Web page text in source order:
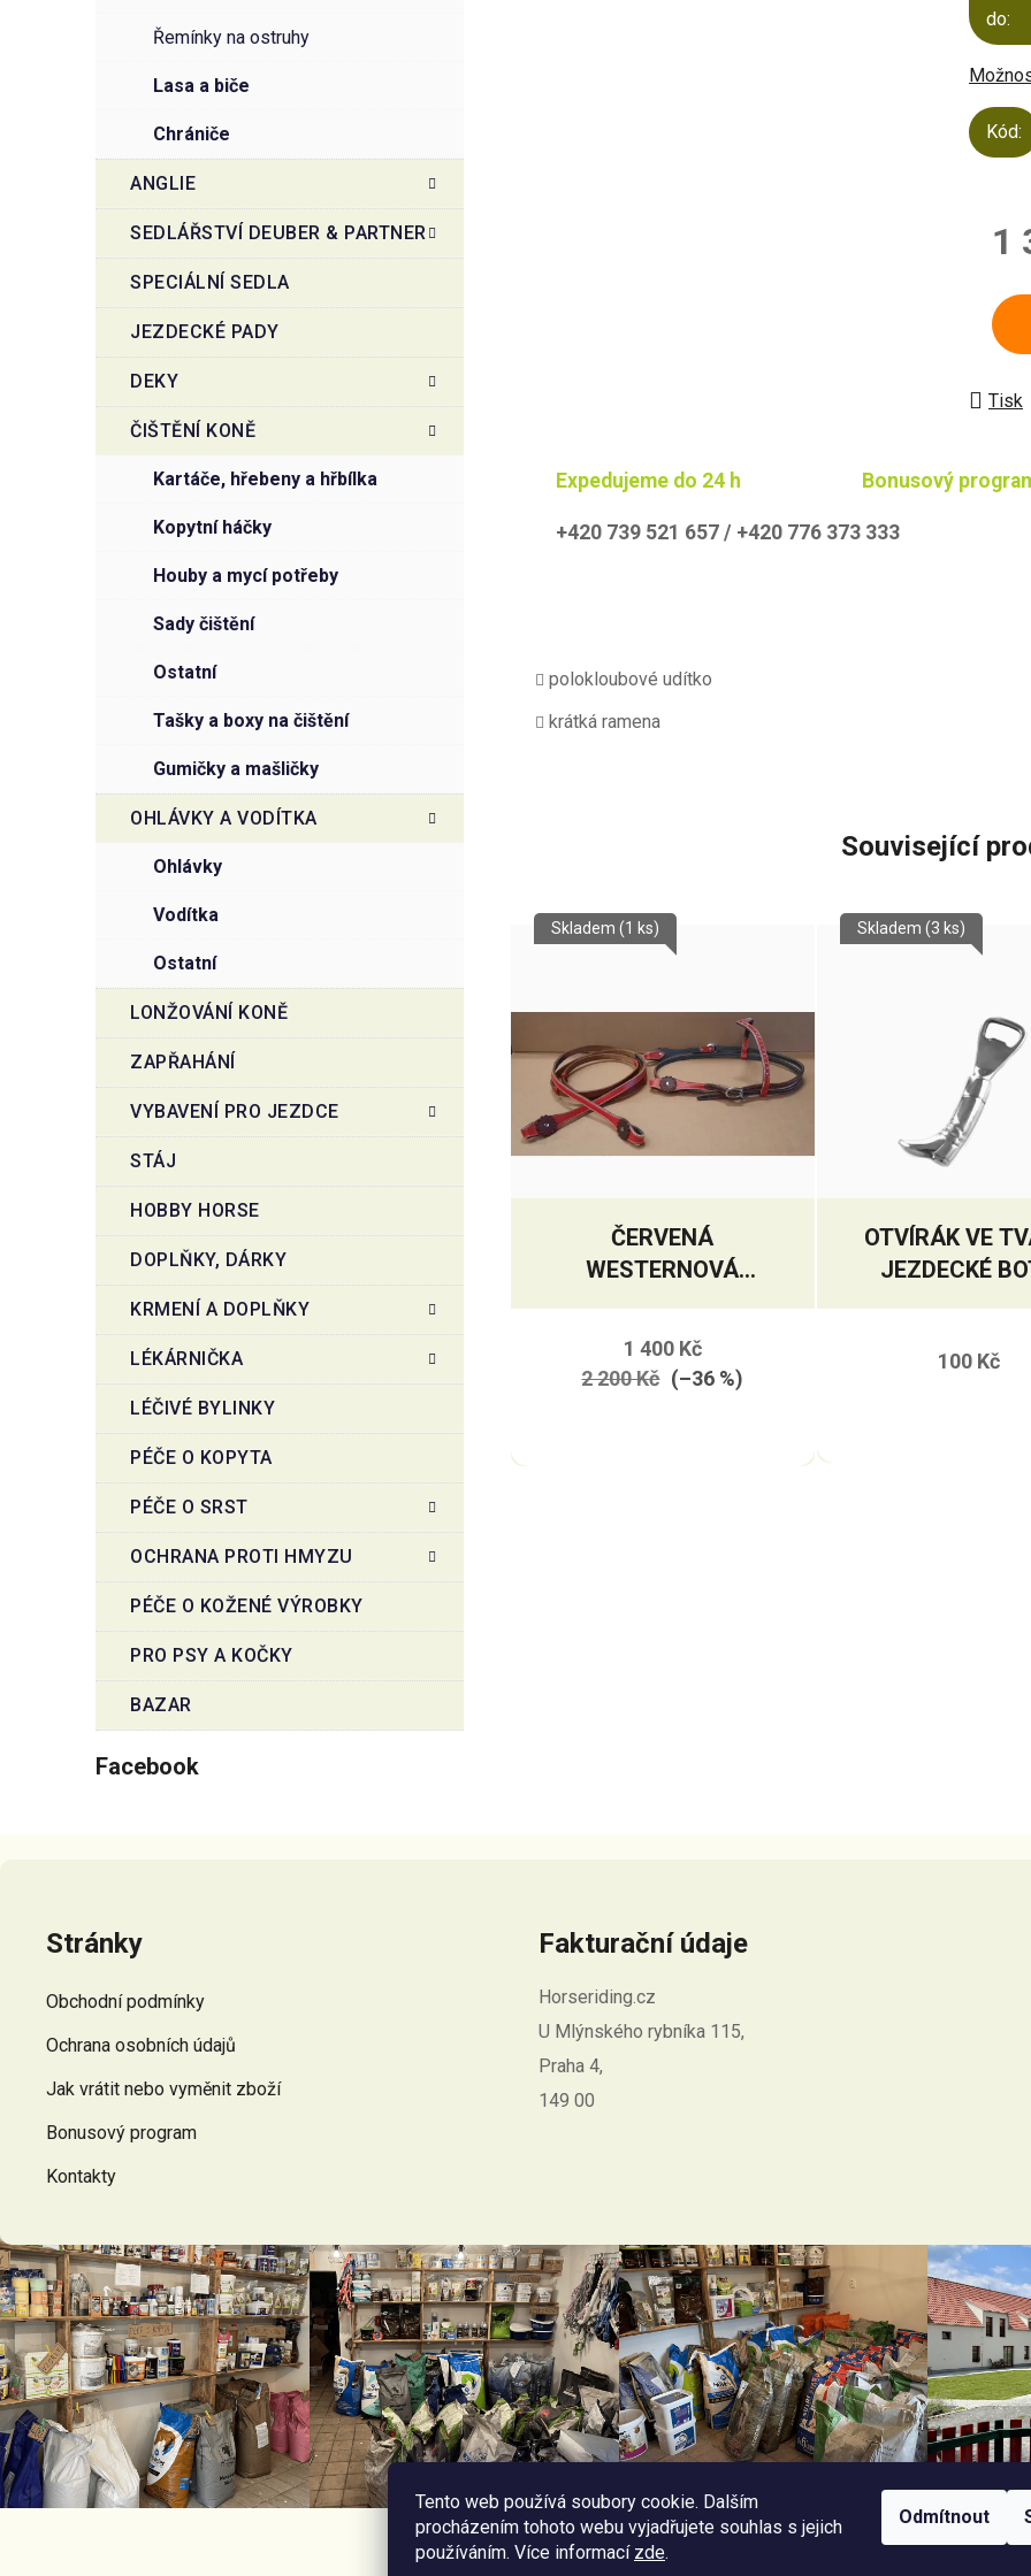
Tento web používá soubory cookie. Dalším
procházením tohoto webu vyjadřujete souhlas s jejich
používáním. Více informací zde.
Odmítnout
řemínky na ostruhy
lasa a biče
chrániče
ANGLIE
SEDLÁŘSTVÍ DEUBER & PARTNER
SPECIÁLNÍ SEDLA
JEZDECKÉ PADY
DEKY
ČIŠTĚNÍ KONĚ
kartáče, hřebeny a hřbílka
kopytní háčky
houby a mycí potřeby
sady čištění
ostatní
tašky a boxy na čištění
gumičky a mašličky
OHLÁVKY A VODÍTKA
ohlávky
vodítka
ostatní
LONŽOVÁNÍ KONĚ
ZAPŘAHÁNÍ
VYBAVENÍ PRO JEZDCE
STÁJ
HOBBY HORSE
DOPLŇKY, DÁRKY
KRMENÍ A DOPLŇKY
LÉKÁRNIČKA
LÉČIVÉ BYLINKY
PÉČE O KOPYTA
PÉČE O SRST
OCHRANA PROTI HMYZU
PÉČE O KOŽENÉ VÝROBKY
PRO PSY A KOČKY
BAZAR
Facebook
do:
Kód:
1
Tisk
Expedujeme do 24 h Bonusový
+420 739 521 657 / +420 776 373 333
polokloubové udítko
krátká ramena
Související
ČERVENÁ
WESTERNOVÁ
UZDEČKA S
OTĚŽEMI
Skladem (1 ks)
1 400 Kč
2 200 Kč (–36 %)
OTVÍRÁK VE
JEZDECKÉ
Skladem (3 ks)
100 Kč
Stránky
Obchodní podmínky
Ochrana osobních údajů
Jak vrátit nebo vyměnit zboží
Bonusový program
Kontakty
Fakturační údaje
Horseriding.cz
U Mlýnského rybníka 115,
Praha 4,
149 00
Facebook Horseriding